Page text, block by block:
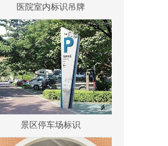
景区停车场标识